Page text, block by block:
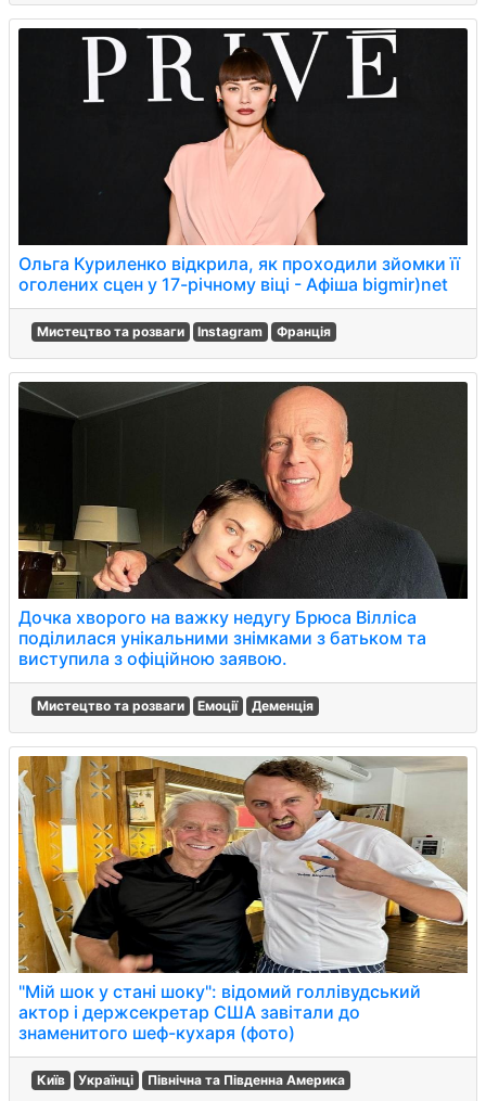
Ольга Куриленко відкрила, як проходили зйомки її
оголених сцен у 17-річному віці - Афіша bigmir)net
Мистецтво та розваги Instagram Франція
Дочка хворого на важку недугу Брюса Вілліса
поділилася унікальними знімками з батьком та
виступила з офіційною заявою.
Мистецтво та розваги Емоції Деменція
"Мій шок у стані шоку": відомий голлівудський
актор і держсекретар США завітали до
знаменитого шеф-кухаря (фото)
Київ Українці Північна та Південна Америка